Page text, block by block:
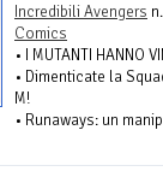
Incredibili Avengers
Comics
• I MUTANTI HANNO
• Dimenticate la
M!
• Runaways: un